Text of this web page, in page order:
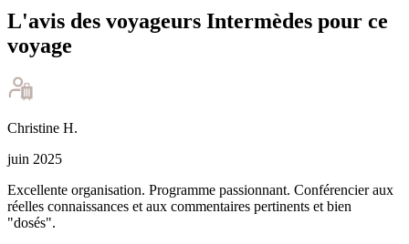
L'avis des voyageurs Intermèdes pour ce
voyage
Christine H.
juin 2025
Excellente organisation. Programme passionnant. Conférencier aux
réelles connaissances et aux commentaires pertinents et bien
"dosés".